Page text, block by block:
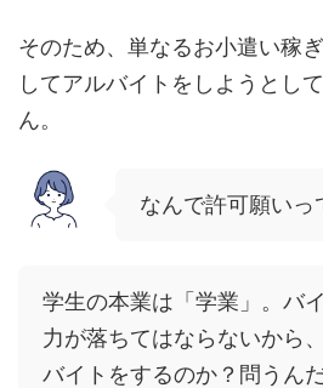
そのため、単なるお小遣い稼
してアルバイトをしようとし
ん。
なんで許可願いっ
学生の本業は「学業」。バ
力が落ちてはならないから
バイトをするのか？問うんだ